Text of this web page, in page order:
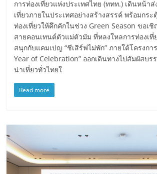
การท่องเที่ยวแห่งประเทศไทย (ททท.) เดินหน้าส่
เที่ยวภายในประเทศอย่างสร้างสรรค์ พร้อมกร
ท่องเที่ยวให้คึกคักในช่วง Green Season ขอเ
สายคอนเทนต์ตัวแม่ตัวมัม ที่หลงใหลการท่องเที่
สนุกกับแคมเปญ “ชีเสิร์ฟไม่พัก” ภายใต้โครงการ
Year of Celebration” ออกเดินทางไปสัมผัสบร
น่าเที่ยวทั่วไทยใ
Read more